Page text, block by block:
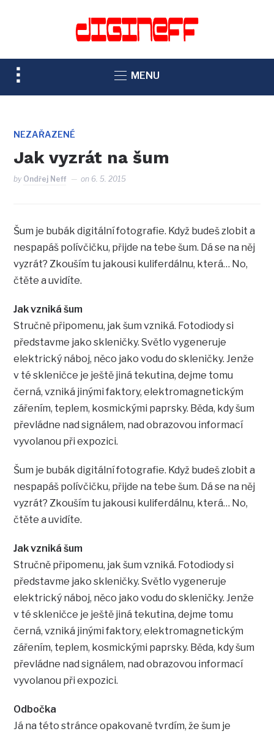
TOGGLE
SIDEBAR
NAVIGATION
MENU
NEZAŘAZENÉ
Jak vyzrát na šum
by Ondřej Neff on 6. 5. 2015
Šum je bubák digitální fotografie. Když budeš zlobit a
nespapáš polívčičku, přijde na tebe šum. Dá se na něj
vyzrát? Zkouším tu jakousi kuliferdálnu, která… No,
čtěte a uvidíte.
Jak vzniká šum
Stručně připomenu, jak šum vzniká. Fotodiody si
představme jako skleničky. Světlo vygeneruje
elektrický náboj, něco jako vodu do skleničky. Jenže
v té skleničce je ještě jiná tekutina, dejme tomu
černá, vzniká jinými faktory, elektromagnetickým
zářením, teplem, kosmickými paprsky. Běda, kdy šum
převládne nad signálem, nad obrazovou informací
vyvolanou při expozici.
Šum je bubák digitální fotografie. Když budeš zlobit a
nespapáš polívčičku, přijde na tebe šum. Dá se na něj
vyzrát? Zkouším tu jakousi kuliferdálnu, která… No,
čtěte a uvidíte.
Jak vzniká šum
Stručně připomenu, jak šum vzniká. Fotodiody si
představme jako skleničky. Světlo vygeneruje
elektrický náboj, něco jako vodu do skleničky. Jenže
v té skleničce je ještě jiná tekutina, dejme tomu
černá, vzniká jinými faktory, elektromagnetickým
zářením, teplem, kosmickými paprsky. Běda, kdy šum
převládne nad signálem, nad obrazovou informací
vyvolanou při expozici.
Odbočka
Já na této stránce opakovaně tvrdím, že šum je